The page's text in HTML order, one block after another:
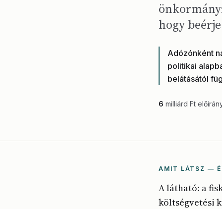
hogy
Adózónként
politikai
belátásától
6 milliárd Ft
AMIT LÁTSZ —
A látható: a
költségvetési